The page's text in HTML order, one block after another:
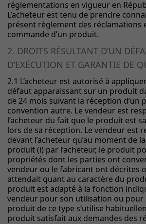
réglementations en vigueur en
L’acheteur est tenu de prendre
présent règlement des réclamations
commande d’un produit.
2. DROITS RÉSULTANT D’UN
D’EXÉCUTION ET GARANTIE DE
2.1 L’acheteur est autorisé à
défaut apparaissant sur un produit
de 24 mois suivant la réception d’un
convention autre. Le vendeur est
l’acheteur du fait que le produit est
lors de sa réception. Le vendeur est
devant l’acheteur qu’au moment de
produit (i) par l’acheteur, le produit
propriétés dont les parties ont
vendeur ou le fabricant ont décrites
attendait quant au caractère du
produit est adapté à la fonction
vendeur pour son utilisation ou pour
produit de ce type s’utilise
produit satisfait aux demandes des